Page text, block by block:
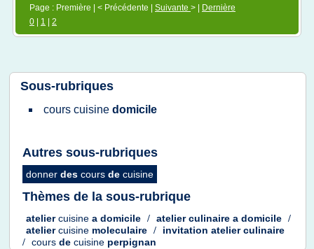
Page : Première | < Précédente | Suivante > |
Dernière
0
1 2
Sous-rubriques
cours cuisine domicile
Autres sous-rubriques
donner des cours de cuisine
Thèmes de la sous-rubrique
ateliercuisine a domicile / atelier culinaire a domicile /
ateliercuisine moleculaire /
invitation atelier culinaire
/ cours de cuisine perpignan